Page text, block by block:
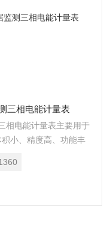
三相电能计量表
相电能计量表主要用于
小、精度高、功能丰
增加了外置互感器的电
行安装使用。